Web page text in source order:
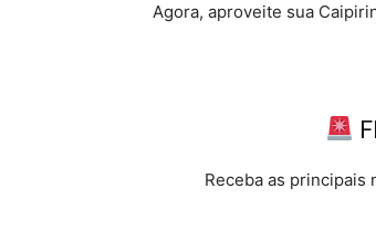
Agora, aproveite sua
Receba as principais